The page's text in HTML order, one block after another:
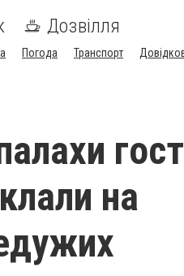
Дозвілля
Погода Транспорт
на